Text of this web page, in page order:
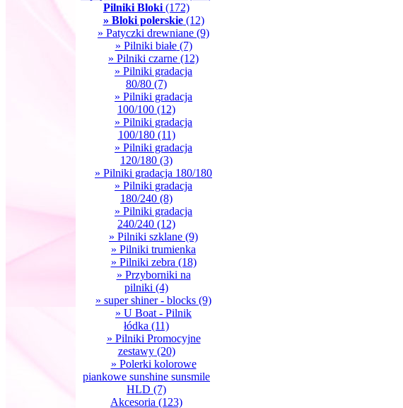
Pilniki Bloki (172)
» Bloki polerskie(12)
» Patyczki drewniane (9)
» Pilniki białe(7)
» Pilniki czarne (12)
» Pilniki gradacja
80/80 (7)
» Pilniki gradacja
100/100 (12)
» Pilniki gradacja
100/180(11)
» Pilniki gradacja
120/180 (3)
» Pilniki gradacja 180/180
» Pilniki gradacja
180/240 (8)
» Pilniki gradacja
240/240 (12)
» Pilniki szklane (9)
» Pilniki trumienka
» Pilniki zebra (18)
» Przyborniki na
pilniki (4)
» super shiner - blocks (9)
» U Boat - Pilnik
łódka (11)
» Pilniki Promocyjne
zestawy(20)
» Polerki kolorowe
piankowe sunshine sunsmile
HLD (7)
Akcesoria (123)